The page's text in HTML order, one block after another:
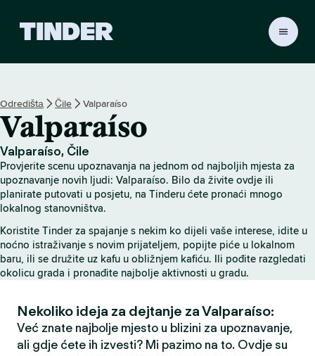
r
H
o
e
Odredištа Čile Valparaíso
Valparaíso
Valparaíso, Čile
Provjerite scenu upoznavanja na jednom od najboljih mjesta za
upoznavanje novih ljudi: Valparaíso. Bilo da živite ovdje ili
planirate putovati u posjetu, na Tinderu ćete pronaći mnogo
lokalnog stanovništva.
Koristite Tinder za spajanje s nekim ko dijeli vaše interese, idite u
noćno istraživanje s novim prijateljem, popijte piće u lokalnom
baru, ili se družite uz kafu u obližnjem kafiću. Ili pođite razgledati
okolicu grada i pronađite najbolje aktivnosti u gradu.
Nekoliko ideja za dejtanje za Valparaíso:
Već znate najbolje mjesto u blizini za upoznavanje,
ali gdje ćete ih izvesti? Mi pazimo na to. Ovdje su